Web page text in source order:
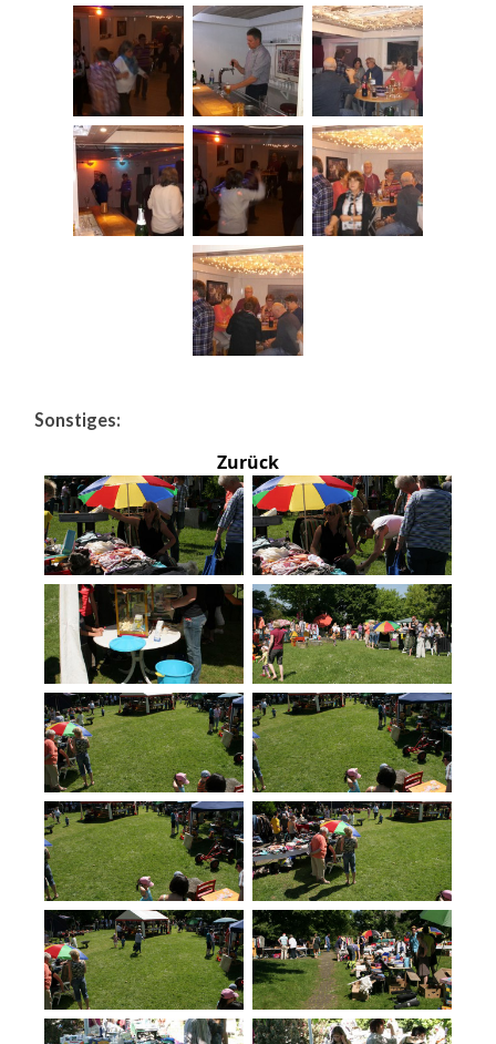
Sonstiges:
Zurück